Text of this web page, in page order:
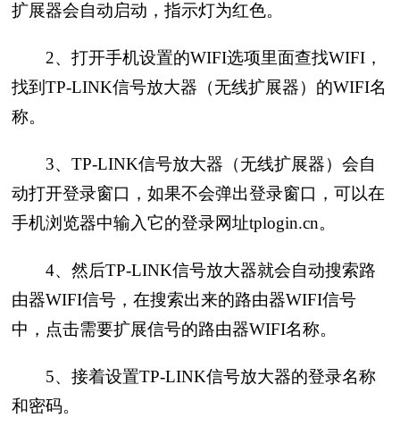
扩展器会自动启动，指示灯为红色。
2、打开手机设置的WIFI选项里面查找WIFI，
找到TP-LINK信号放大器（无线扩展器）的WIFI名
称。
3、TP-LINK信号放大器（无线扩展器）会自
动打开登录窗口，如果不会弹出登录窗口，可以在
手机浏览器中输入它的登录网址tplogin.cn。
4、然后TP-LINK信号放大器就会自动搜索路
由器WIFI信号，在搜索出来的路由器WIFI信号
中，点击需要扩展信号的路由器WIFI名称。
5、接着设置TP-LINK信号放大器的登录名称
和密码。